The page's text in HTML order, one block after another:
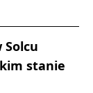
Solcu
stanie